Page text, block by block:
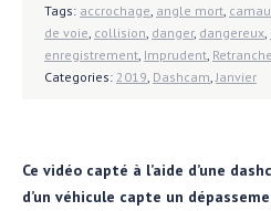
Tags: accrochage angle mort
de voie collision danger, dangereux
enregistrement Imprudent Retranche
Categories: 2019 Dashcam Janvier
Ce vidéo capté à l’aide d’une
d’un véhicule capte un